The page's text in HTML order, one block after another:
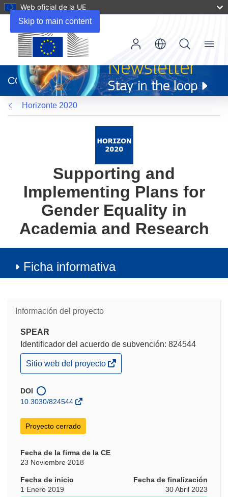
Skip to main content
Web oficial de la UE
abrirá
en
una
nueva
ventana)
CORDIS
Menu
Horizonte 2020
Supporting and
Implementing Plans for
Gender Equality in
Academia and Research
Ficha informativa
Información del proyecto
SPEAR
Identificador del acuerdo de subvención: 824544
(se
abrirá
una
nueva
Sitio web del proyecto
DOI
10.3030/824544
Proyecto cerrado
Fecha de la firma de la CE
23 Noviembre 2018
Fecha de inicio
1 Enero 2019
Fecha de finalización
30 Abril 2023